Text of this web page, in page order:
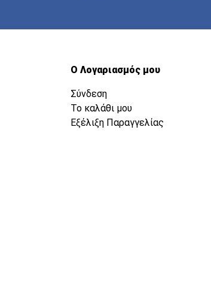
Ο Λογαριασμός μου
Σύνδεση
Το καλάθι μου
Εξέλιξη Παραγγελίας